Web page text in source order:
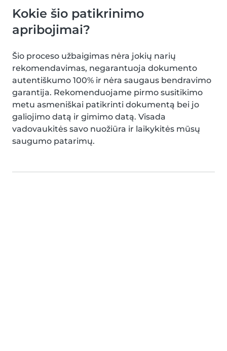
Kokie šio patikrinimo
apribojimai?
Šio proceso užbaigimas nėra jokių narių
rekomendavimas, negarantuoja dokumento
autentiškumo 100% ir nėra saugaus bendravimo
garantija. Rekomenduojame pirmo susitikimo
metu asmeniškai patikrinti dokumentą bei jo
galiojimo datą ir gimimo datą. Visada
vadovaukitės savo nuožiūra ir laikykitės mūsų
saugumo patarimų.